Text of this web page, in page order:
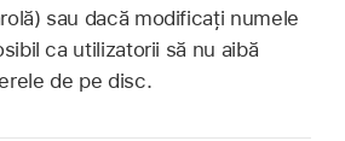
sau dacă modificați numele
ca utilizatorii să nu aibă
de pe disc.